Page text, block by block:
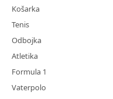
Košarka
Tenis
Odbojka
Atletika
Formula 1
Vaterpolo